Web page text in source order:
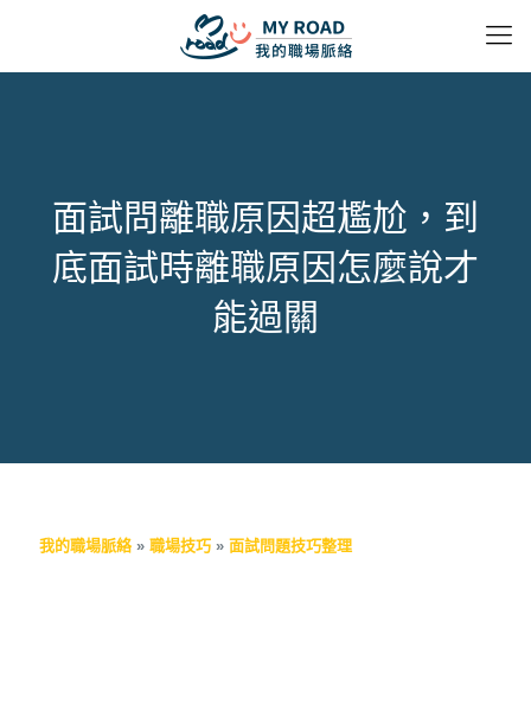
面試問離職原因超尷尬，到
底面試時離職原因怎麼說才
能過關
我的職場脈絡 » 職場技巧 » 面試問題技巧整理